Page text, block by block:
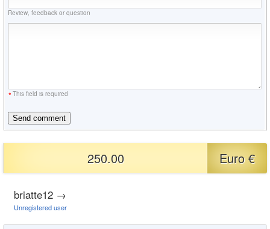
Review, feedback or question
* This field is required
Send comment
250.00 Euro €
briatte12→
Unregistered user